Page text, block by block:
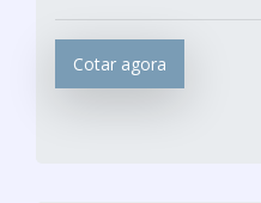
Cotar agora